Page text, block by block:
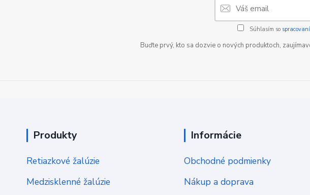
Súhlasím so
Buďte prvý, kto sa dozvie o nových produktoch,
Produkty
Retiazkové žalúzie
Medzisklenné žalúzie
Informácie
Obchodné podmienky
Nákup a doprava